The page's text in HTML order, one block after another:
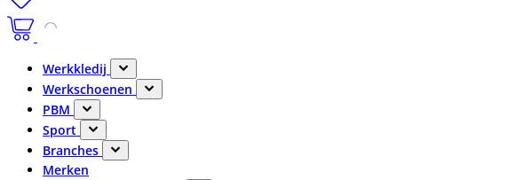
Werkkledij
Werkschoenen
PBM
Sport
Branches
Merken